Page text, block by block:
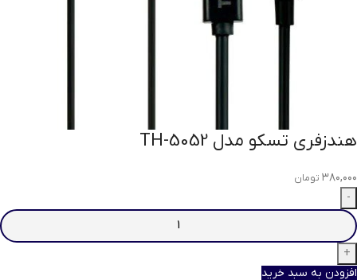
هندزفری تسکو مدل TH-5052
۳۸۰,۰۰۰ تومان
افزودن به سبد خرید